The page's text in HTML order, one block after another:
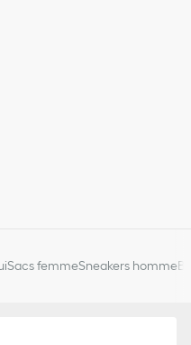
Sacs femmeSneakers homme